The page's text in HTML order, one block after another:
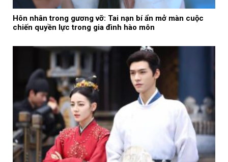
Hôn nhân trong gương vỡ: Tai nạn bí ẩn mở màn cuộc
chiến quyền lực trong gia đình hào môn